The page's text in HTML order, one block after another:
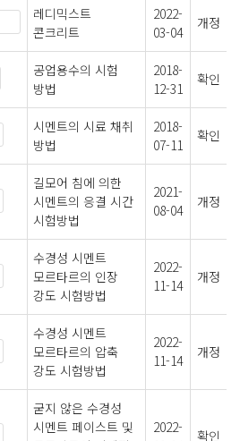
레디믹스트
콘크리트
2022-
03-04
개정
공업용수의 시험
방법
2018-
12-31
확인
시멘트의 시료 채취
방법
2018-
07-11
확인
길모어 침에 의한
시멘트의 응결 시간
시험방법
2021-
08-04
개정
수경성 시멘트
모르타르의 인장
강도 시험방법
2022-
11-14
개정
수경성 시멘트
모르타르의 압축
강도 시험방법
2022-
11-14
개정
굳지 않은 수경성
시멘트 페이스트 및
2022-
확인